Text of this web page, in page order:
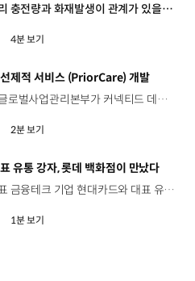
전기차 배터리 충전량과 화재발생이 관계가 있을까요? 현대자동차∙기아가 배터리 충전량(SoC)과 화재 발생 간에 관계가 없음을 밝히며 100% 완전 충전해도 안전하게 운행할 수 있다는 점을 강조했습니다. 우채연 리포터와 함께 자세한 내용 살펴보겠습니다. 네, 현대자동차∙기아는 다른 가전제품의 배터리와 마찬가지로 전기차용 배터리 역시, 100% 충전해도 충분한 안전범위 내에서 관리되도록 설계되어있다고 강조했습니다. 만에 하나 문제가 발생하더라도 ‘배터리 두뇌’ 역할을 담당하는 첨단 BMS, 즉 배터리관리시스템이 이를 차단하고 제어할 수 있다는 것입니다. 배터리 충전량이 100% 완충으로 표기됐더라도 과충전을 우려할 필요가 없다는 거죠. 네. 전기차 배터리에는 배터리 제조사가 설정하는 마진과 자동차 제조사의 사용 가능 용량 마진, BMS가 재산정하는 셀 리밸런싱 등 3가지 마진을 제외한 용량을 100%로 표기하기 때문에, 소비자가 100% 충전을 하더라도 추가 충전 가능 용량이 존재하고 배터리 제조사와 자동차 제조사가 안전성 검증을 충분히 완료한 구간입니다. 특히 현대자동차∙기아가 15년 이상 노하우를 바탕으로 개발한 BMS는 다중안전 체계를 바탕으로 총 3단계의 과충전 방지 기술이 적용돼 있어 현재까지 단 한 건의 과충전 사고가 발생하지 았았다고 강조했습니다. 일반적으로 배터리 화재는 제조 불량 또는 외부 충돌 등에 의해 내부에서 물리적 단락 발생시, 양∙음극간 높은 전류가 흐르고 열이 발생하게 되는데 이때, 화학 물질이 분해되면서 생성되는 산소 및 가연성 부산물 등으로 인해 발화로 이어지는 경우가 대부분입니다. 따라서 화재 발생 가능성은 배터리 충전량의 많고 적음과는 무관하고 셀 단락 위치와 면적, 내부 물질의 종류와 화학반응 정도가 좌우합니다. 현대자동차∙기아는 배터리 화재 주요 요인 설명과 더불어 충전량을 제한하는 것은 근본적인 대책이 될 수 없다고 설명했습니다. 배터리 화재 방지를 위해서는 무엇보다 배터리 제조 결함이 없도록 철저한 품질관리와 BMS를 통한 사전 오류를 진단해 더 큰 사고를 예방하는 것이 중요합니다. 현대자동차∙기아가 15년 이상의 노하우를 바탕으로 개발한 BMS는 3단계의 다중안전 체계를 제공하고 있습니다. 배터리의 두뇌 역할을 하는 첨단 BMS가 배터리 시스템을 상시 모니터링하는데요. 배터리의 이상 징후를 신속하게 탐지하는 동시에 위험도를 판정해 차량의 안전제어를 수행하고, 감지자체에 오류가 발생하더라도 안전 회로가 작동해 스위치를 강제로 차단하는 3단계 시스템이 가동됩니다. 현대자동차∙기아는 BMS가 감지한 셀 이상 징후를 고객에게 통보하는 시스템을 갖추고 있죠. 네, 현대자동차∙기아는 문자메시지를 통해 셀 이상 징후를 통보하고 전국 서비스 거점에서 안심 점검 서비스를 진행하는 등 다양한 예방활동을 통해 고객의 안전 주행을 돕고 있습니다. 현대자동차 기아는 앞으로도 배터리 사전 진단과 화재 전이 방지 기술을 고도화하는데 역량을 집중할 계획입니다. 오늘 소식 전해주셔서 고맙습니다.
4분 보기
제적 서비스 (PriorCare) 개발
현대자동차 글로벌사업관리본부가 커넥티드 데이터 기반의 ‘myHyundaiCare PriorCare 서비스’를 시작합니다. 이번 서비스는 차량 고장으로 인한 고객의 불안과 불편을 선제적으로 인지하고 살피기 위해 마련됐는데요. 고장 입고수리 위주의 A/S 방식에서 운행 중 실시간으로 수집된 고장 데이터를 기반으로 고객에게 선제적인 알림이 전해지며, 고객은 간단한 정비부터 긴급상황에 이르기까지 조치가 필요한 각종 안내를 전달받게 됩니다. 또한, my Hyundai App을 통해 언제든지 차량 상태를 확인할 수 있고 서비스 이용이 필요한 경우 상담과 예약이 가능합니다. 박성린 상무/ 현대자동차 글로벌서비스실유럽 3개국 PriorCare 서비스를 시작으로 연내 13개 국가에 추가 론칭할 예정이며, PriorCare를 활용한 고객 안내율, 입고율 등 주요 현황 모니터링을 위한 글로벌 대시보드도 구축할 예정입니다. 이번에 론칭하는 PriorCare활용하여 현대자동차의 차별화된 커넥티비티 서비스를 확대·강화 하고 추후 RDSP 원격진단 서비스 글로벌 론칭 등 고도화된 커넥티비티 서비스 도입 및 프로세스 구축을 추진할 계획입니다. MyHyundaiCare PriorCare 서비스는 차량 고장정보 외에도 배터리 상태와 타이어 마모도 등에 대한 선제적 케어 서비스를 확대해 나갈 예정인데요. 현대자동차는 이처럼 고객에게 특화된 다양한 서비스 경험을 제공해 고객 만족도와 브랜드 이미지를 더욱 높여나갈 계획입니다.
2분 보기
유통 강자, 롯데 백화점이 만났다
대한민국 대표 금융테크 기업 현대카드와 대표 유통 강자 롯데백화점이 만났습니다. 롯데백화점은 넓은 유통망을 가진 전통의 유통 강자로 최근 온∙오프라인 경쟁력 강화와 프리미엄 고객층을 넓혀 가기 위해 최적의 파트너를 찾던 가운데 현대카드를 만났는데요, 두 회사는 파트너십의 첫 결과물로 지난 21일 2종의 ‘GOLD FOR LOTTE DEPARTMENT STORE’와 ‘SILVER FOR LOTTE DEPARTMENT STORE’ 카드를 출시했습니다 현대카드는 롯데백화점과 함께 신용카드 출시를 시작으로 고도화된 데이터 사이언스와 브랜딩 역량을 활용한 맞춤형 마케팅 등 다양한 협업을 추진해 나갈 계획입니다.
1분 보기